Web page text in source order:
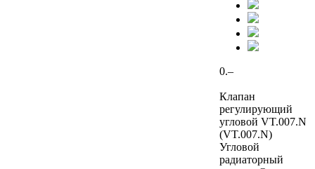
0.–
Клапан
регулирующий
угловой VT.007.N
(VT.007.N)
Угловой
радиаторный